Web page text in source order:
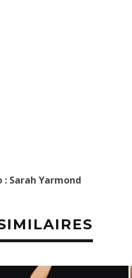
Sarah Yarmond